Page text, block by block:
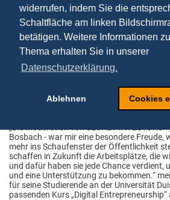
widerrufen, indem Sie die
Schaltfläche am linken
betätigen. Weitere Informationen
Thema erhalten Sie in unserer
Datenschutzerklärung.
Ablehnen Cookies
06.05.2022
Heute Abend ist es
Sendung vom neuen TV-
INVESTORS geht um
Start und Prof. Dr. Tobias
Freude und Ehre diese
zusammen mit Caroline
wurden über 1000
Die besten 8 dürfen sich
beweisen und hoffen auf Unterstützung,
Investments. Im Finale lüftet sich zudem
„Die Moderation von SECRET
Bosbach - war mir eine besondere Freude,
mehr ins Schaufenster der Öffentlichkeit
schaffen in Zukunft die Arbeitsplätze, die
und dafür haben sie jede Chance verdient,
und eine Unterstützung zu bekommen.“
für seine Studierende an der Universität
passenden Kurs „Digital Entrepreneurship“